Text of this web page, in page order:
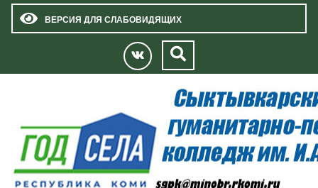
ВЕРСИЯ ДЛЯ СЛАБОВИДЯЩИХ